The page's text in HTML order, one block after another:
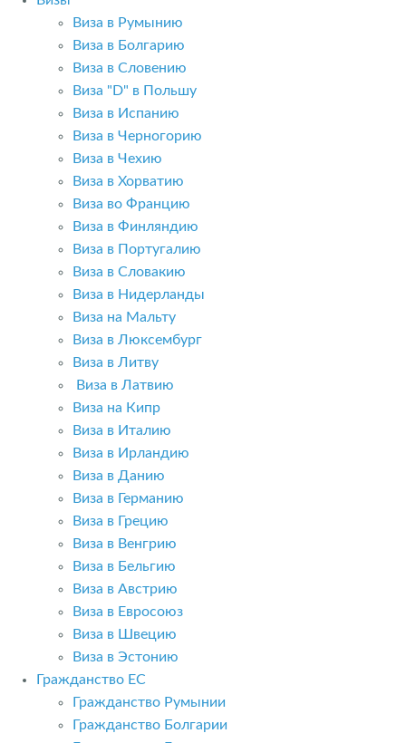
Виза в Румынию
Виза в Болгарию
Виза в Словению
Виза "D" в Польшу
Виза в Испанию
Виза в Черногорию
Виза в Чехию
Виза в Хорватию
Виза во Францию
Виза в Финляндию
Виза в Португалию
Виза в Словакию
Виза в Нидерланды
Виза на Мальту
Виза в Люксембург
Виза в Литву
Виза в Латвию
Виза на Кипр
Виза в Италию
Виза в Ирландию
Виза в Данию
Виза в Германию
Виза в Грецию
Виза в Венгрию
Виза в Бельгию
Виза в Австрию
Виза в Евросоюз
Виза в Швецию
Виза в Эстонию
Гражданство ЕС
Гражданство Румынии
Гражданство Болгарии